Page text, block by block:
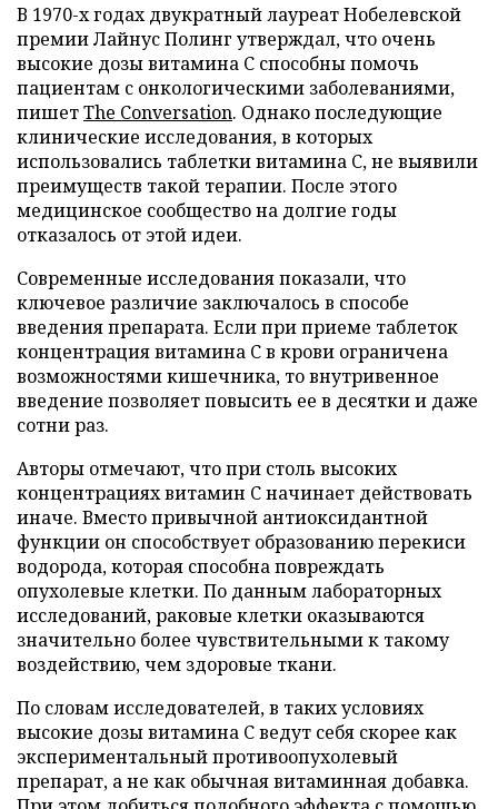
В 1970-х годах двукратный лауреат Нобелевской
премии Лайнус Полинг утверждал, что очень
высокие дозы витамина C способны помочь
пациентам с онкологическими заболеваниями,
пишетThe Conversation. Однако последующие
клинические исследования, в которых
использовались таблетки витамина C, не выявили
преимуществ такой терапии. После этого
медицинское сообщество на долгие годы
отказалось от этой идеи.
Современные исследования показали, что
ключевое различие заключалось в способе
введения препарата. Если при приеме таблеток
концентрация витамина C в крови ограничена
возможностями кишечника, то внутривенное
введение позволяет повысить ее в десятки и даже
сотни раз.
Авторы отмечают, что при столь высоких
концентрациях витамин C начинает действовать
иначе. Вместо привычной антиоксидантной
функции он способствует образованию перекиси
водорода, которая способна повреждать
опухолевые клетки. По данным лабораторных
исследований, раковые клетки оказываются
значительно более чувствительными к такому
воздействию, чем здоровые ткани.
По словам исследователей, в таких условиях
высокие дозы витамина C ведут себя скорее как
экспериментальный противоопухолевый
препарат, а не как обычная витаминная добавка.